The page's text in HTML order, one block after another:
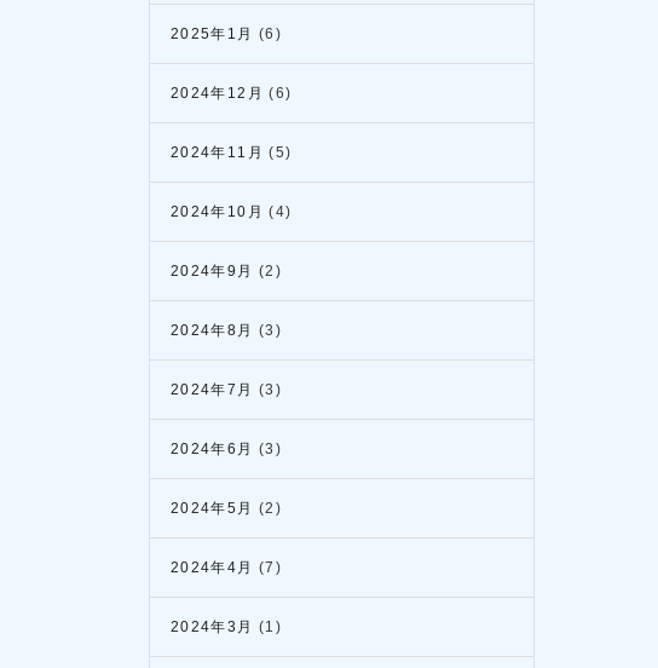
2025年1月 (6)
2024年12月 (6)
2024年11月 (5)
2024年10月 (4)
2024年9月 (2)
2024年8月 (3)
2024年7月 (3)
2024年6月 (3)
2024年5月 (2)
2024年4月 (7)
2024年3月 (1)